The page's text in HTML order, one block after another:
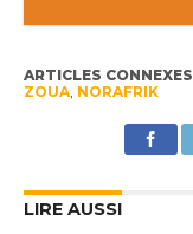
ARTICLES CONNEXES
ZOUA, NORAFRIK
LIRE AUSSI